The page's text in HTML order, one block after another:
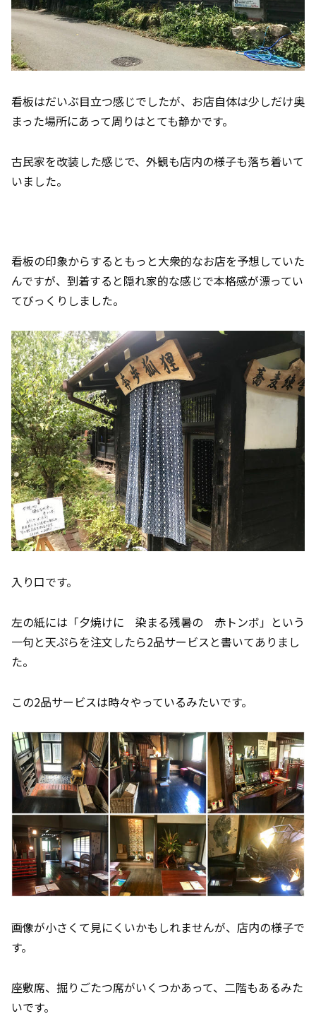
看板はだいぶ目立つ感じでしたが、お店自体は少しだけ奥
まった場所にあって周りはとても静かです。
古民家を改装した感じで、外観も店内の様子も落ち着いて
いました。
看板の印象からするともっと大衆的なお店を予想していた
んですが、到着すると隠れ家的な感じで本格感が漂ってい
てびっくりしました。
入り口です。
左の紙には「夕焼けに 染まる残暑の 赤トンボ」という
一句と天ぷらを注文したら2品サービスと書いてありまし
た。
この2品サービスは時々やっているみたいです。
画像が小さくて見にくいかもしれませんが、店内の様子で
す。
座敷席、掘りごたつ席がいくつかあって、二階もあるみた
いです。